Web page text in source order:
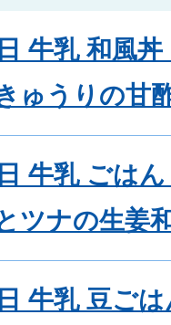
牛乳 和風
ゅうりの甘
牛乳 ごは
ツナの生姜
牛乳 豆ご